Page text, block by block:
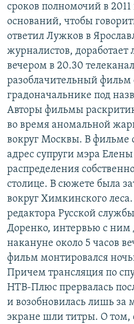
сроков полномочий в
оснований, чтобы
ответил Лужков в
журналистов, доработает
вечером в 20.30
разоблачительный фильм
градоначальнике под
Авторы фильмы
во время аномальной
вокруг Москвы. В фильме
адрес супруги мэра
распределения
столице. В сюжете была
вокруг Химкинского
редактора Русской
Доренко, интервью с ним
накануне около 5 часов
фильм монтировался
Причем трансляция по
НТВ-Плюс прервалась
и возобновилась лишь за
экране шли титры. О том,